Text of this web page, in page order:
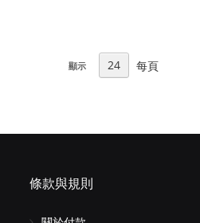
顯示 每頁
條款與規則